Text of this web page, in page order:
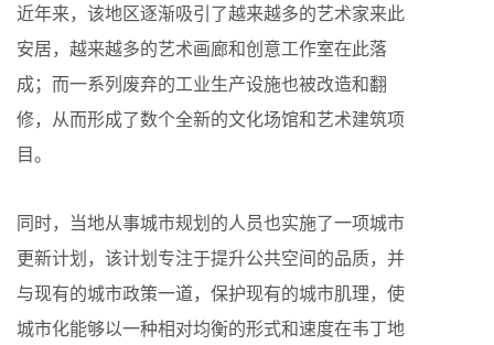
近年来，该地区逐渐吸引了越来越多的艺术家来此
安居，越来越多的艺术画廊和创意工作室在此落
成；而一系列废弃的工业生产设施也被改造和翻
修，从而形成了数个全新的文化场馆和艺术建筑项
目。
同时，当地从事城市规划的人员也实施了一项城市
更新计划，该计划专注于提升公共空间的品质，并
与现有的城市政策一道，保护现有的城市肌理，使
城市化能够以一种相对均衡的形式和速度在韦丁地